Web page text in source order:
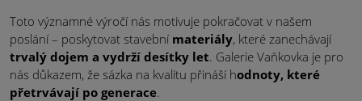
Toto významné výročí nás motivuje pokračovat v našem
poslání – poskytovat stavební materiály, které zanechávají
trvalý dojem a vydrží desítky let. Galerie Vaňkovka je pro
nás důkazem, že sázka na kvalitu přináší hodnoty, které
přetrvávají po generace.